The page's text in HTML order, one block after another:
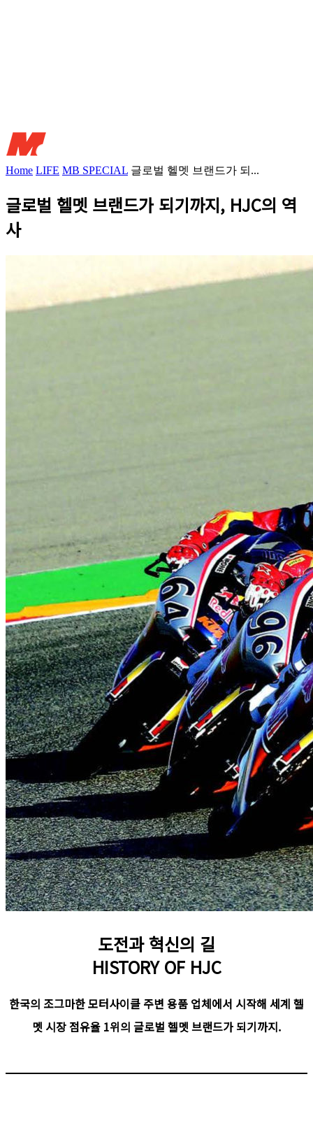
Home LIFE MB SPECIAL 글로벌 헬멧 브랜드가 되...
글로벌 헬멧 브랜드가 되기까지, HJC의 역
사
도전과 혁신의 길
HISTORY OF HJC
한국의 조그마한 모터사이클 주변 용품 업체에서 시작해 세계 헬
멧 시장 점유율 1위의 글로벌 헬멧 브랜드가 되기까지.